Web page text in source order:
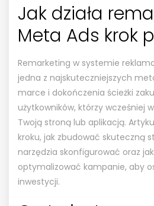
Jak działa
Meta Ads krok
Remarketing w systemie
jedna z najskuteczniejszych
marce i dokończenia ścieżki
użytkowników, którzy wcześniej
Twoją stroną lub aplikacją.
kroku, jak zbudować skuteczną
narzędzia skonfigurować oraz
optymalizować kampanie, aby
inwestycji.